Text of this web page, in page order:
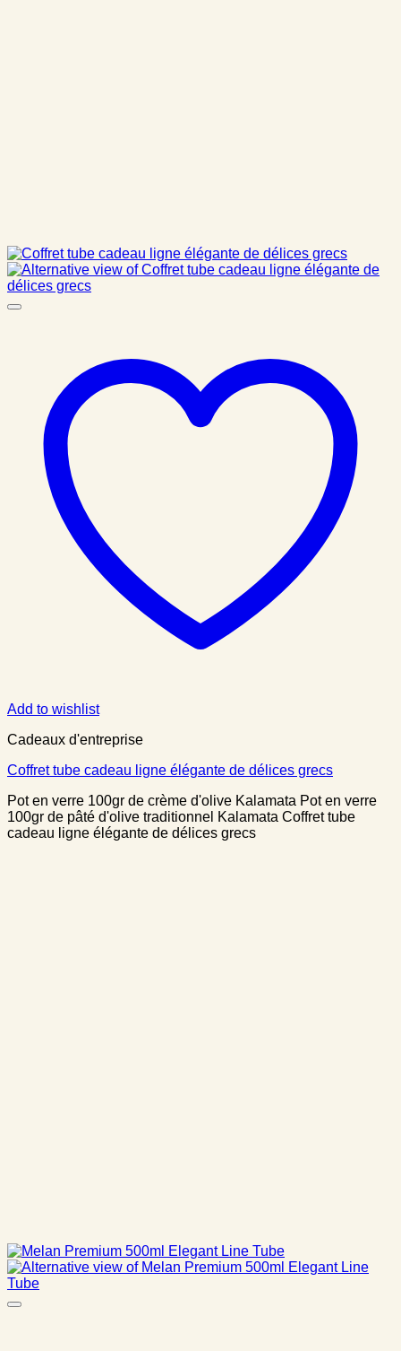
Add to wishlist
Cadeaux d'entreprise
Coffret tube cadeau ligne élégante de délices grecs
Pot en verre 100gr de crème d'olive Kalamata Pot en verre
100gr de pâté d'olive traditionnel Kalamata Coffret tube
cadeau ligne élégante de délices grecs